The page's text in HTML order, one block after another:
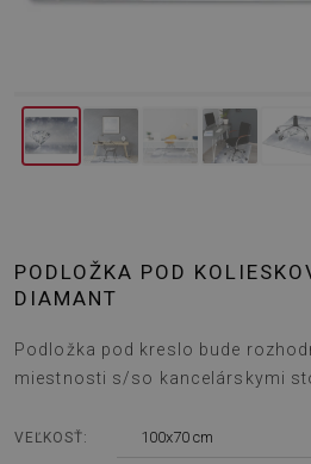
PODLOŽKA POD
DIAMANT
Podložka pod kreslo bude
miestnosti s/so kancelárskymi
VEĽKOSŤ: 100x70 cm